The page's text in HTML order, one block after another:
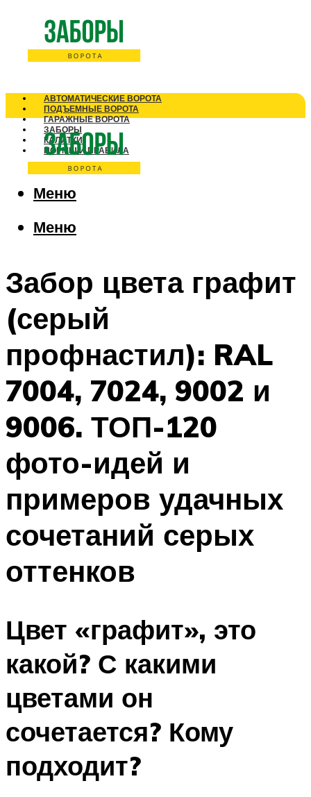
АВТОМАТИЧЕСКИЕ ВОРОТА
ПОДЪЕМНЫЕ ВОРОТА
ГАРАЖНЫЕ ВОРОТА
ЗАБОРЫ
КАЛИТКИ
НОРМЫ И ПРАВИЛА
Меню
Меню
Забор цвета графит
(серый
профнастил): RAL
7004, 7024, 9002 и
9006. ТОП-120
фото-идей и
примеров удачных
сочетаний серых
оттенков
Цвет «графит», это
какой? С какими
цветами он
сочетается? Кому
подходит?